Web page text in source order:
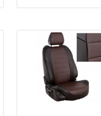
В корзину